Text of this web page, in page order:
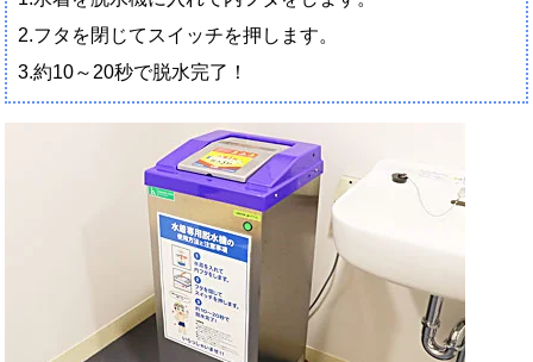
2.フタを閉じてスイッチを押します。
3.約10～20秒で脱水完了！